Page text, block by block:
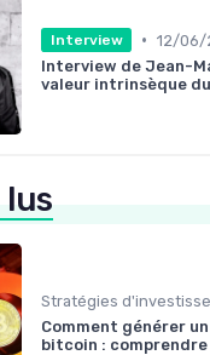
Interview • 12/06/
Interview de Jean-
valeur intrinsèque
lus
Comment générer
bitcoin :